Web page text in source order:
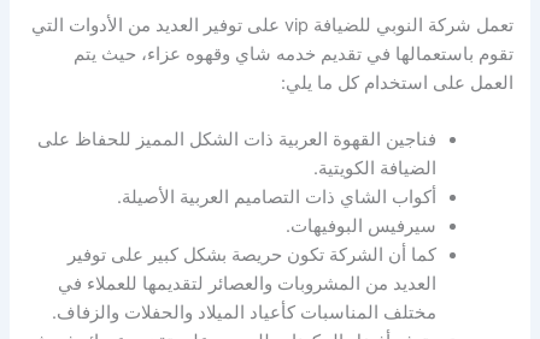
تعمل شركة النوبي للضيافة vip على توفير العديد من الأدوات التي
تقوم باستعمالها في تقديم خدمه شاي وقهوه عزاء، حيث يتم
العمل على استخدام كل ما يلي:
فناجين القهوة العربية ذات الشكل المميز للحفاظ على
الضيافة الكويتية.
أكواب الشاي ذات التصاميم العربية الأصيلة.
سيرفيس البوفيهات.
كما أن الشركة تكون حريصة بشكل كبير على توفير
العديد من المشروبات والعصائر لتقديمها للعملاء في
مختلف المناسبات كأعياد الميلاد والحفلات والزفاف.